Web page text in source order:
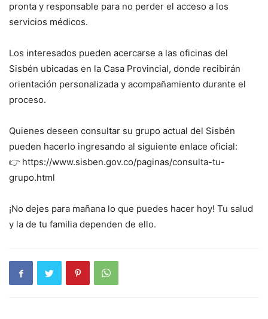
pronta y responsable para no perder el acceso a los
servicios médicos.
Los interesados pueden acercarse a las oficinas del
Sisbén ubicadas en la Casa Provincial, donde recibirán
orientación personalizada y acompañamiento durante el
proceso.
Quienes deseen consultar su grupo actual del Sisbén
pueden hacerlo ingresando al siguiente enlace oficial:
👉 https://www.sisben.gov.co/paginas/consulta-tu-
grupo.html
¡No dejes para mañana lo que puedes hacer hoy! Tu salud
y la de tu familia dependen de ello.